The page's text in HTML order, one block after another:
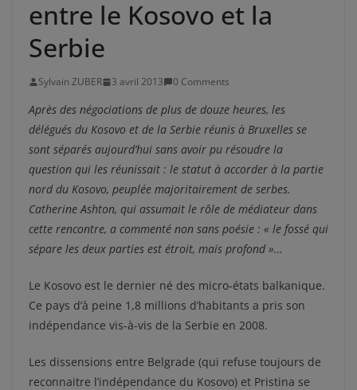
entre le Kosovo et la
Serbie
Sylvain ZUBER 3 avril 2013 0 Comments
Après des négociations de plus de douze heures, les
délégués du Kosovo et de la Serbie réunis à Bruxelles se
sont séparés aujourd’hui sans avoir pu résoudre la
question qui les réunissait : le statut à accorder à la partie
nord du Kosovo, peuplée majoritairement de serbes.
Catherine Ashton, qui assumait le rôle de médiateur dans
cette rencontre, a commenté non sans poésie : « le fossé qui
sépare les deux parties est étroit, mais profond »…
Le Kosovo est le dernier né des micro-états balkanique.
Ce pays d’à peine 1,8 millions d’habitants a pris son
indépendance vis-à-vis de la Serbie en 2008.
Les dissensions entre Belgrade (qui refuse toujours de
reconnaitre l’indépendance du Kosovo) et Pristina se